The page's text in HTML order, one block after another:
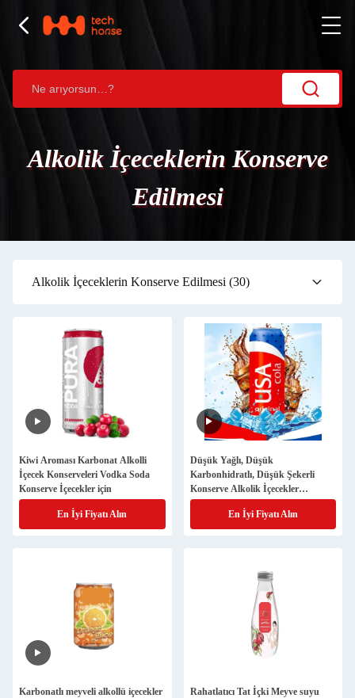
Alkolik İçeceklerin Konserve
Edilmesi
Alkolik İçeceklerin Konserve Edilmesi (30)
Kiwi Aroması Karbonat Alkolli
İçecek Konserveleri Vodka Soda
Konserve İçecekler için
En İyi Fiyatı Alın
Düşük Yağlı, Düşük
Karbonhidratlı, Düşük Şekerli
Konserve Alkolik İçecekler
Konserve 355ml 473ml
En İyi Fiyatı Alın
Karbonatlı meyveli alkollü içecekler
Rahatlatıcı Tat İçki Meyve suyu